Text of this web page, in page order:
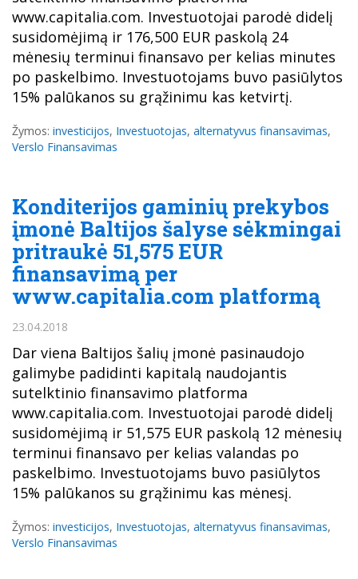
www.capitalia.com. Investuotojai parodė didelį
susidomėjimą ir 176,500 EUR paskolą 24
mėnesių terminui finansavo per kelias minutes
po paskelbimo. Investuotojams buvo pasiūlytos
15% palūkanos su grąžinimu kas ketvirtį.
Žymos: investicijos, Investuotojas, alternatyvus finansavimas,
Verslo Finansavimas
Konditerijos gaminių prekybos
įmonė Baltijos šalyse sėkmingai
pritraukė 51,575 EUR
finansavimą per
www.capitalia.com platformą
23.04.2018
Dar viena Baltijos šalių įmonė pasinaudojo
galimybe padidinti kapitalą naudojantis
sutelktinio finansavimo platforma
www.capitalia.com. Investuotojai parodė didelį
susidomėjimą ir 51,575 EUR paskolą 12 mėnesių
terminui finansavo per kelias valandas po
paskelbimo. Investuotojams buvo pasiūlytos
15% palūkanos su grąžinimu kas mėnesį.
Žymos: investicijos, Investuotojas, alternatyvus finansavimas,
Verslo Finansavimas